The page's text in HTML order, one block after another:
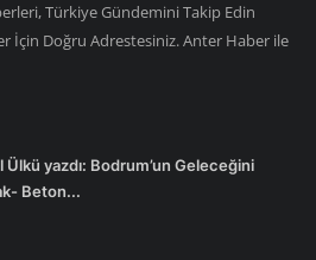
Türkiye Gündemini Takip Edin
İçin Doğru Adrestesiniz. Anter Haber ile
Ülkü yazdı: Bodrum’un Geleceğini
Beton...